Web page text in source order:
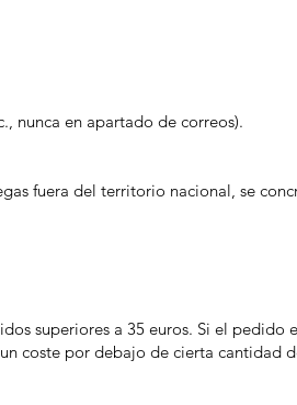
nunca en apartado de correos).
fuera del territorio nacional, se
superiores a 35 euros. Si el pedido
coste por debajo de cierta cantidad